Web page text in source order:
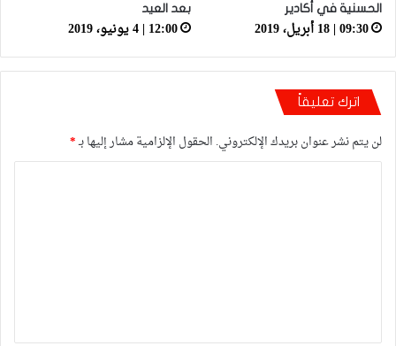
الحسنية في أكادير
09:30 | 18 أبريل، 2019
بعد العيد
12:00 | 4 يونيو، 2019
اترك تعليقاً
لن يتم نشر عنوان بريدك الإلكتروني. الحقول الإلزامية مشار إليها بـ*